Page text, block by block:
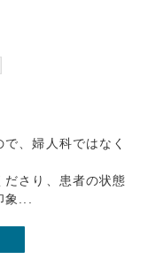
、婦人科ではなく
さり、患者の状態
...